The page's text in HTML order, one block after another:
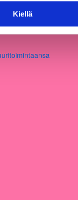
Kiellä
2026